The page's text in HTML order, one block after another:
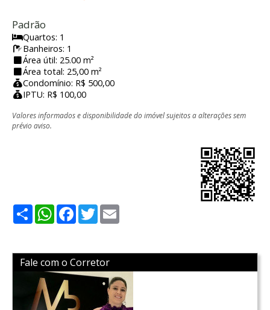
Padrão
Quartos: 1
Banheiros: 1
Área útil: 25.00 m²
Área total: 25,00 m²
Condomínio: R$ 500,00
IPTU: R$ 100,00
Valores informados e disponibilidade do imóvel sujeitos a alterações sem
prévio aviso.
ShareWhatsApp
Facebook
Twitter
Fale com o Corretor